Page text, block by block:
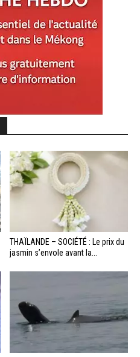
THAÏLANDE – SOCIÉTÉ : Le prix du
jasmin s’envole avant la...